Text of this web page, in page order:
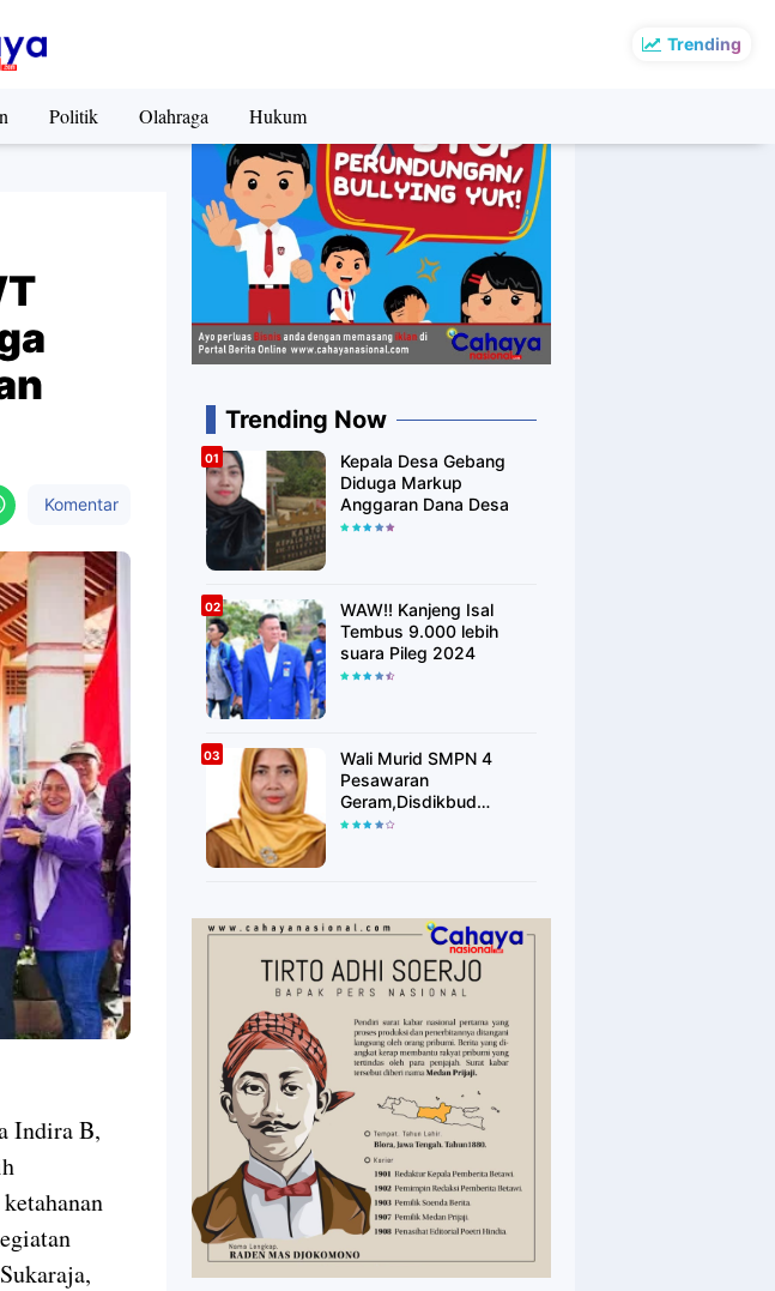
Trending
Politik Olahraga Hukum
Komentar
Indira B,
Trending Now
Kepala Desa Gebang
Diduga Markup
Anggaran Dana Desa
WAW!! Kanjeng Isal
Tembus 9.000 lebih
suara Pileg 2024
Wali Murid SMPN 4
Pesawaran
Geram,Disdikbud
Pesawaran Tidak